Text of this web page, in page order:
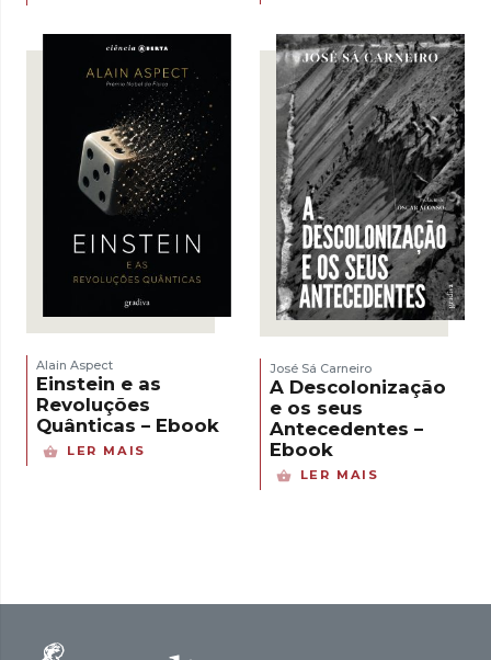
Alain Aspect
Einstein e as
Revoluções
Quânticas – Ebook
LER MAIS
José Sá Carneiro
A Descolonização
e os seus
Antecedentes –
Ebook
LER MAIS